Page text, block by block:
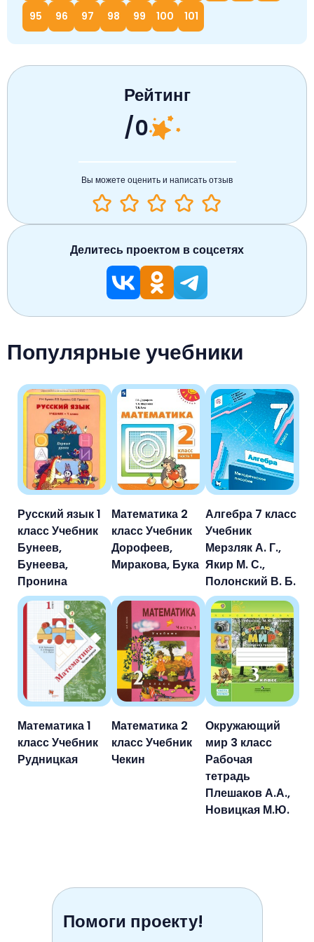
95 96 97 98 99 100 101
Популярные учебники
Русский язык 1
класс Учебник
Бунеев,
Бунеева,
Пронина
Математика 2
класс Учебник
Дорофеев,
Миракова, Бука
Алгебра 7 класс
Учебник
Мерзляк А. Г.,
Якир М. С.,
Полонский В. Б.
Математика 1
класс Учебник
Рудницкая
Математика 2
класс Учебник
Чекин
Окружающий
мир 3 класс
Рабочая
тетрадь
Плешаков А.А.,
Новицкая М.Ю.
Рейтинг
/0
Вы можете оценить и написать отзыв
Делитесь проектом в соцсетях
Помоги проекту!